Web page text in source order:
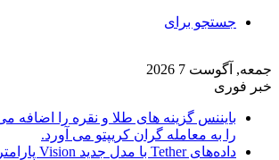
جستجو برای
جمعه, آگوست 7 2026
خبر فوری
بایننس گزینه های طلا و نقره را اضافه می
را به معامله گران کریپتو می آورد.